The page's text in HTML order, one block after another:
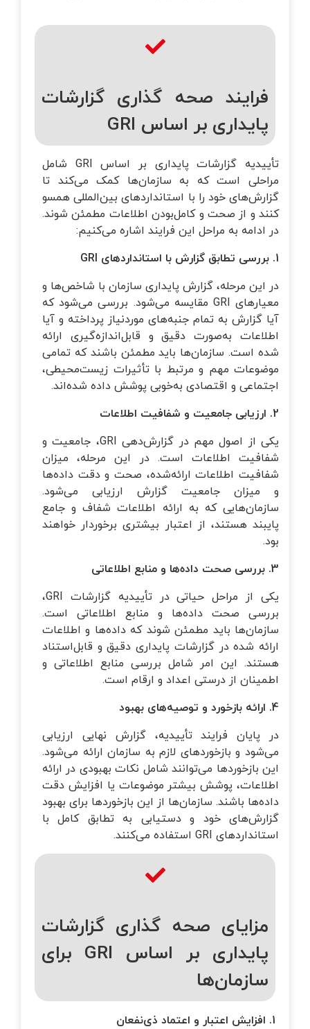
فرایند صحه گذاری گزارشات
پایداری بر اساس GRI
تأییدیه گزارشات پایداری بر اساس GRI شامل
مراحلی است که به سازمان‌ها کمک می‌کند تا
گزارش‌های خود را با استانداردهای بین‌المللی همسو
کنند و از صحت و کامل‌بودن اطلاعات مطمئن شوند.
در ادامه به مراحل این فرایند اشاره می‌کنیم:
1. بررسی تطابق گزارش با استانداردهای
در این مرحله، گزارش پایداری سازمان با شاخص‌ها و
معیارهای GRI مقایسه می‌شود. بررسی می‌شود که
آیا گزارش به تمام جنبه‌های موردنیاز پرداخته و آیا
اطلاعات به‌صورت دقیق و قابل‌اندازه‌گیری ارائه
شده است. سازمان‌ها باید مطمئن باشند که تمامی
موضوعات مهم و مرتبط با تأثیرات زیست‌محیطی،
اجتماعی و اقتصادی به‌خوبی پوشش داده شده‌اند.
2. ارزیابی جامعیت و شفافیت اطلاعات
یکی از اصول مهم در گزارش‌دهی GRI، جامعیت و
شفافیت اطلاعات است. در این مرحله، میزان
شفافیت اطلاعات ارائه‌شده، صحت و دقت داده‌ها
و میزان جامعیت گزارش ارزیابی می‌شود.
سازمان‌هایی که به ارائه اطلاعات شفاف و جامع
پایبند هستند، از اعتبار بیشتری برخوردار خواهند
بود.
3. بررسی صحت داده‌ها و منابع اطلاعاتی
یکی از مراحل حیاتی در تأییدیه گزارشات GRI،
بررسی صحت داده‌ها و منابع اطلاعاتی است.
سازمان‌ها باید مطمئن شوند که داده‌ها و اطلاعات
ارائه شده در گزارشات پایداری دقیق و قابل‌استناد
هستند. این امر شامل بررسی منابع اطلاعاتی و
اطمینان از درستی اعداد و ارقام است.
4. ارائه بازخورد و توصیه‌های بهبود
در پایان فرایند تأییدیه، گزارش نهایی ارزیابی
می‌شود و بازخوردهای لازم به سازمان ارائه می‌شود.
این بازخوردها می‌توانند شامل نکات بهبودی در ارائه
اطلاعات، پوشش بیشتر موضوعات یا افزایش دقت
داده‌ها باشند. سازمان‌ها از این بازخوردها برای بهبود
گزارش‌های خود و دستیابی به تطابق کامل با
استانداردهای GRI استفاده می‌کنند.
مزایای صحه گذاری گزارشات
پایداری بر اساس GRI برای
سازمان‌ها
1. افزایش اعتبار و اعتماد ذی‌نفعان